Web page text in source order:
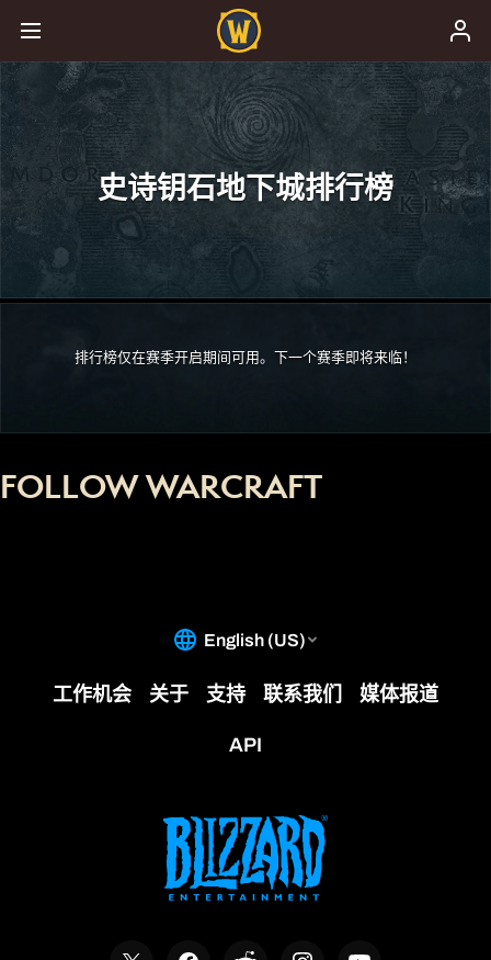
史诗钥石地下城排行榜
排行榜仅在赛季开启期间可用。下一个赛季即将来临！
FOLLOW WARCRAFT